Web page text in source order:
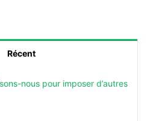
Récent
nous pour imposer d’autres